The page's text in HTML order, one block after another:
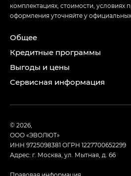
комплектациях, стоимости, условиях
оформления уточняйте у официальных
Общее
Кредитные программы
Выгоды и цены
Сервисная информация
© 2026,
ООО «ЭВОЛЮТ»
ИНН 9725098381 ОГРН 1227700652299
Адрес: г. Москва, ул. Мытная, д. 66
Правовая информация